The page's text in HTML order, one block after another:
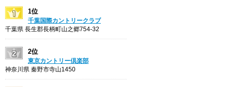
1位
千葉国際カントリークラブ
千葉県 長生郡長柄町山之郷754-32
2位
東京カントリー倶楽部
神奈川県 秦野市寺山1450